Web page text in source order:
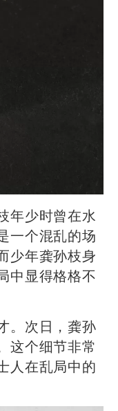
年少时曾在水
一个混乱的场
少年龚孙枝身
中显得格格不
。次日，龚孙
这个细节非常
人在乱局中的